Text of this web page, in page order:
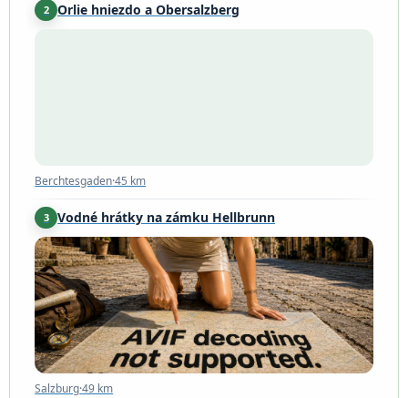
2 Orlie hniezdo a Obersalzberg
Berchtesgaden·45 km
3 Vodné hrátky na zámku Hellbrunn
Salzburg·49 km
Salzburg·49 km